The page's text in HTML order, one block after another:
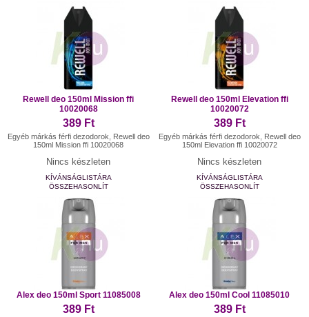
Rewell deo 150ml Mission ffi
10020068
389 Ft
Egyéb márkás férfi dezodorok, Rewell deo
150ml Mission ffi 10020068
Nincs készleten
KÍVÁNSÁGLISTÁRA
ÖSSZEHASONLÍT
Rewell deo 150ml Elevation ffi
10020072
389 Ft
Egyéb márkás férfi dezodorok, Rewell deo
150ml Elevation ffi 10020072
Nincs készleten
KÍVÁNSÁGLISTÁRA
ÖSSZEHASONLÍT
Alex deo 150ml Sport 11085008
389 Ft
Alex deo 150ml Cool 11085010
389 Ft